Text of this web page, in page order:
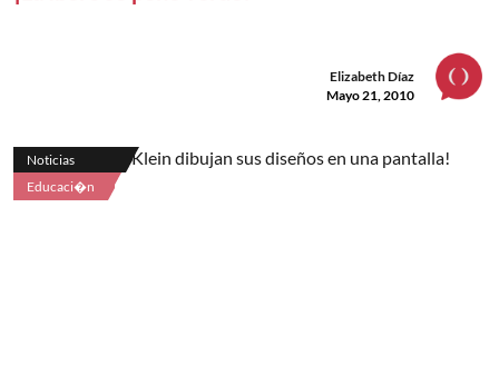
Elizabeth Díaz
Mayo 21, 2010
Noticias
Educaci�n